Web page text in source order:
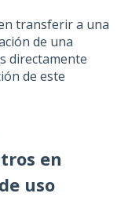
transferir a una
de una
directamente
de este
en
uso